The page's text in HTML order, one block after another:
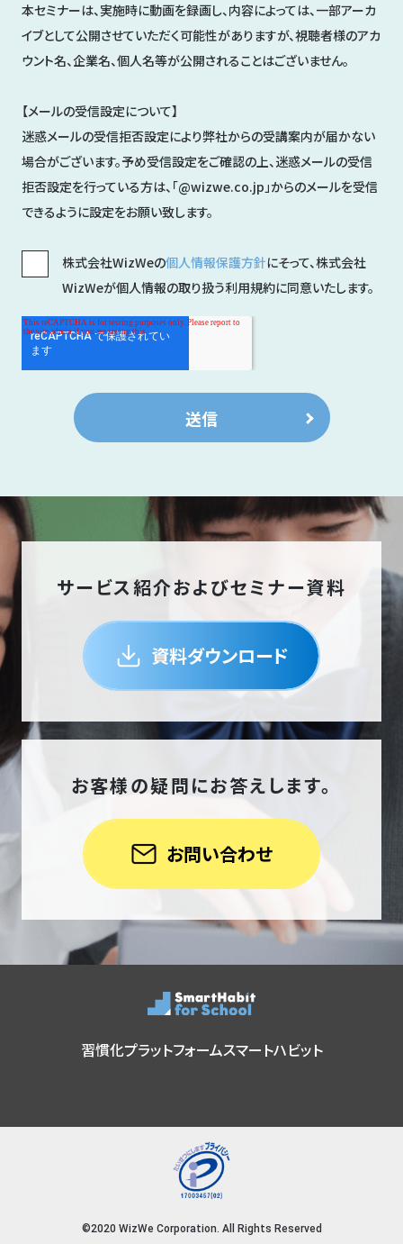
本セミナーは、実施時に動画を録画し、内容によっては、一部アーカ
イブとして公開させていただく可能性がありますが、視聴者様のアカ
ウント名、企業名、個人名等が公開されることはございません。
【メールの受信設定について】
迷惑メールの受信拒否設定により弊社からの受講案内が届かない
場合がございます。予め受信設定をご確認の上、迷惑メールの受信
拒否設定を行っている方は、「@wizwe.co.jp」からのメールを受信
できるように設定をお願い致します。
株式会社WizWeの個人情報保護方針にそって、株式会社
WizWeが個人情報の取り扱う利用規約に同意いたします。
サービス紹介およびセミナー資料
資料ダウンロード
お客様の疑問にお答えします。
お問い合わせ
習慣化プラットフォームスマートハビット
©2020 WizWe Corporation. All Rights Reserved